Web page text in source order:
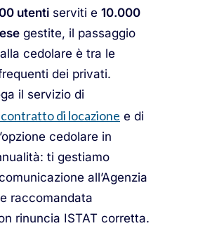
utenti serviti e 10.000
gestite, il passaggio
cedolare è tra le
dei privati.
il servizio di
di locazione e di
cedolare in
ti gestiamo
all’Agenzia
raccomandata
rinuncia ISTAT corretta.